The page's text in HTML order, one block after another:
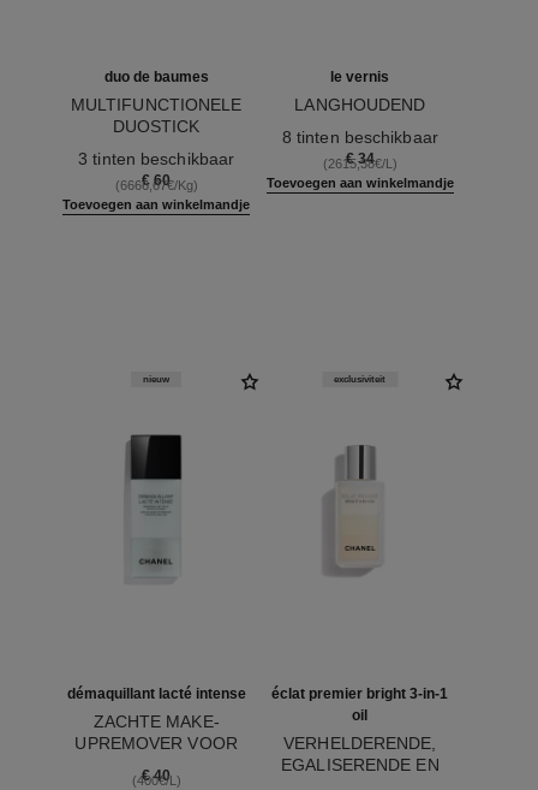
duo de baumes
MULTIFUNCTIONELE
DUOSTICK
Ref. 151608
3 tinten beschikbaar
€ 60
(6666,67€/Kg)
Toevoegen aan winkelmandje
le vernis
LANGHOUDEND
Ref. 179413
8 tinten beschikbaar
€ 34
(2615,38€/L)
Toevoegen aan winkelmandje
démaquillant lacté intense
ZACHTE MAKE-
UPREMOVER VOOR
nieuw
€ 40
(400€/L)
éclat premier bright 3-in-1
oil
VERHELDERENDE,
EGALISERENDE EN
exclusiviteit